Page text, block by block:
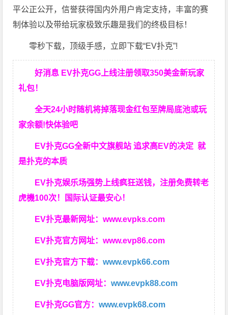
平公正公开，信誉获得国内外用户肯定支持，丰富的赛
制体验以及带给玩家极致乐趣是我们的终极目标！
零秒下载，顶级手感，立即下载“EV扑克”!
好消息 EV扑克GG上线注册领取350美金新玩家
礼包！
全天24小时随机将掉落现金红包至牌局底池或玩
家余额!快体验吧
EV扑克GG全新中文旗舰站 追求高EV的决定就
是扑克的本质
EV扑克娱乐场强势上线疯狂送钱，注册免费转老
虎機100次！国际认证最安心！
EV扑克最新网址：www.evpks.com
EV扑克官方网址：www.evp86.com
EV扑克官方下载：www.evpk66.com
EV扑克电脑版网址：www.evpk88.com
EV扑克GG官方：www.evpk68.com